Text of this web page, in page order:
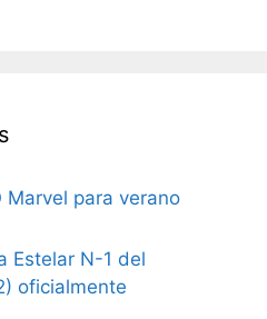
Marvel para verano
Estelar N-1 del
oficialmente